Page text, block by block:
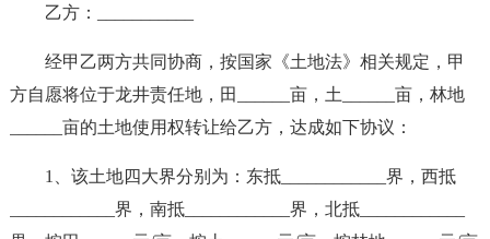
乙方：___________
经甲乙两方共同协商，按国家《土地法》相关规定，甲
方自愿将位于龙井责任地，田______亩，土______亩，林地
______亩的土地使用权转让给乙方，达成如下协议：
1、该土地四大界分别为：东抵____________界，西抵
____________界，南抵____________界，北抵____________